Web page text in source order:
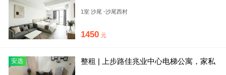
1室 沙尾 -沙尾西村
1450 元
安选
整租 | 上步路佳兆业中心电梯公寓，家私